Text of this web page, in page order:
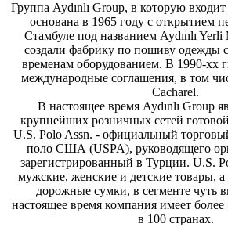
Группа Aydınlı Group, в которую
основана в 1965 году с открытием
Стамбуле под названием Aydınlı
создали фабрику по пошиву одежды
временам оборудованием. В 1990-хх
международные соглашения, в том
Cacharel.
В настоящее время Aydınlı Group
крупнейших розничных сетей
U.S. Polo Assn. - официальный
поло США (USPA), руководящего
зарегистрированный в Турции. U.S.
мужские, женские и детские товары, а
дорожные сумки, в сегменте чуть
настоящее время компания имеет
в 100 странах.